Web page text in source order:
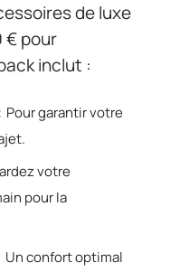
de luxe
€ pour
inclut :
garantir votre
votre
pour la
Un confort optimal